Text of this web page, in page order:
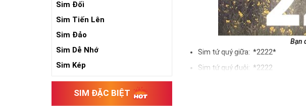
Sim Đối
Sim Tiến Lên
Sim Đảo
Sim Dễ Nhớ
Sim Kép
SIM ĐẶC BIỆT
Bạn
Sim tứ quý giữa: *2222*
Sim tứ quý đuôi: *2222